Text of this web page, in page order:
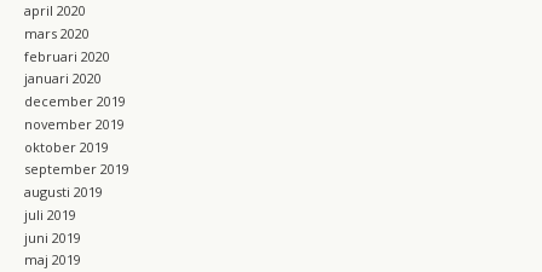
april 2020
mars 2020
februari 2020
januari 2020
december 2019
november 2019
oktober 2019
september 2019
augusti 2019
juli 2019
juni 2019
maj 2019